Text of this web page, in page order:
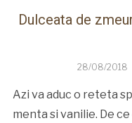
Dulceata de
28/08/2018
Azi va aduc o reteta
menta si vanilie. De